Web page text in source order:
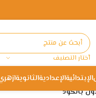
أختار التصنيف
الإبتدائيةالإعداديةالثانوية
بالكود